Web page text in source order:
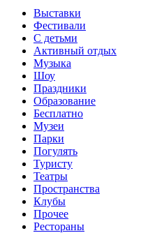
Выставки
Фестивали
С детьми
Активный отдых
Музыка
Шоу
Праздники
Образование
Бесплатно
Музеи
Парки
Погулять
Туристу
Театры
Пространства
Клубы
Прочее
Рестораны